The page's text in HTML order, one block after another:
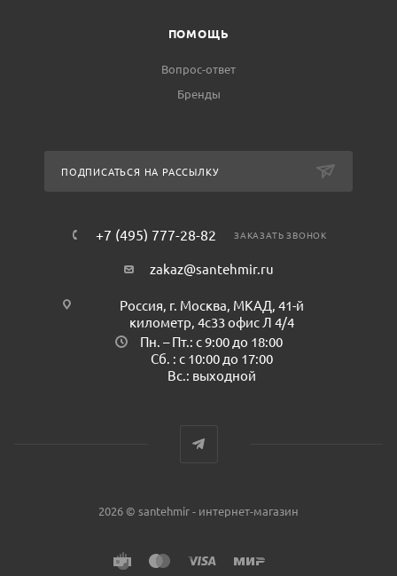
ПОМОЩЬ
Вопрос-ответ
Бренды
ПОДПИСАТЬСЯ НА РАССЫЛКУ
+7 (495) 777-28-82 ЗАКАЗАТЬ ЗВОНОК
zakaz@santehmir.ru
Россия, г. Москва, МКАД, 41-й
километр, 4с33 офис Л 4/4
Пн. – Пт.: с 9:00 до 18:00
Сб. : с 10:00 до 17:00
Вс.: выходной
2026 © santehmir - интернет-магазин